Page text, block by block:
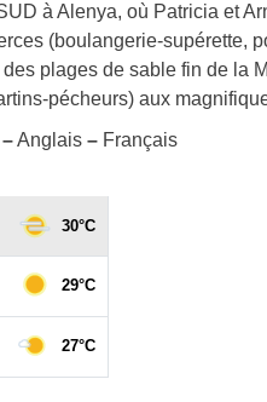
à Alenya, où Patricia et
(boulangerie-supérette,
plages de sable fin de la
pécheurs) aux
–Anglais – Français